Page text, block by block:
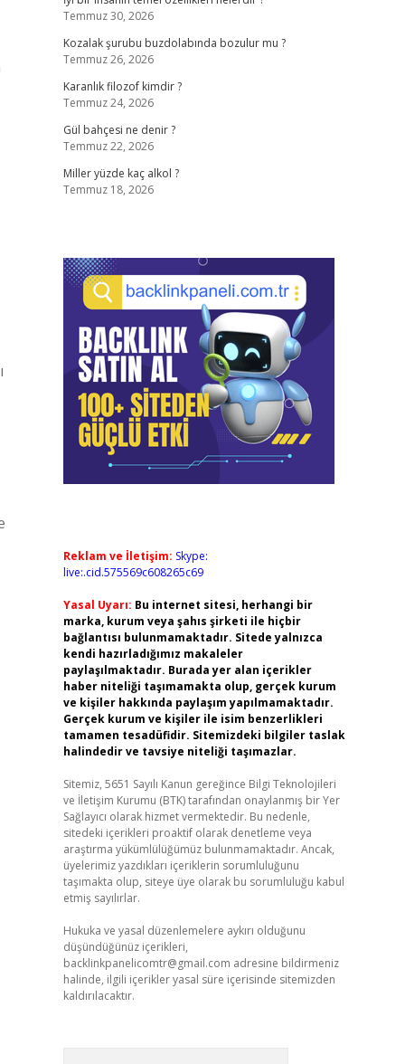
Temmuz 30, 2026
Kozalak şurubu buzdolabında bozulur mu ?
Temmuz 26, 2026
Karanlık filozof kimdir ?
Temmuz 24, 2026
Gül bahçesi ne denir ?
Temmuz 22, 2026
Miller yüzde kaç alkol ?
Temmuz 18, 2026
Reklam ve İletişim: Skype:
live:.cid.575569c608265c69
Yasal Uyarı: Bu internet sitesi, herhangi bir
marka, kurum veya şahıs şirketi ile hiçbir
bağlantısı bulunmamaktadır. Sitede yalnızca
kendi hazırladığımız makaleler
paylaşılmaktadır. Burada yer alan içerikler
haber niteliği taşımamakta olup, gerçek kurum
ve kişiler hakkında paylaşım yapılmamaktadır.
Gerçek kurum ve kişiler ile isim benzerlikleri
tamamen tesadüfidir. Sitemizdeki bilgiler taslak
halindedir ve tavsiye niteliği taşımazlar.
Sitemiz, 5651 Sayılı Kanun gereğince Bilgi Teknolojileri
ve İletişim Kurumu (BTK) tarafından onaylanmış bir Yer
Sağlayıcı olarak hizmet vermektedir. Bu nedenle,
sitedeki içerikleri proaktif olarak denetleme veya
araştırma yükümlülüğümüz bulunmamaktadır. Ancak,
üyelerimiz yazdıkları içeriklerin sorumluluğunu
taşımakta olup, siteye üye olarak bu sorumluluğu kabul
etmiş sayılırlar.
Hukuka ve yasal düzenlemelere aykırı olduğunu
düşündüğünüz içerikleri,
backlinkpanelicomtr@gmail.com adresine bildirmeniz
halinde, ilgili içerikler yasal süre içerisinde sitemizden
kaldırılacaktır.